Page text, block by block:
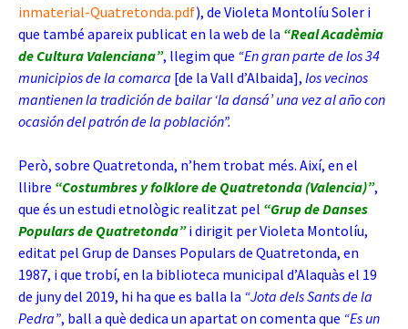
inmaterial-Quatretonda.pdf), de Violeta Montolíu Soler i
que també apareix publicat en la web de la “Real Acadèmia
de Cultura Valenciana”, llegim que “En gran parte de los 34
municipios de la comarca [de la Vall d’Albaida], los vecinos
mantienen la tradición de bailar ‘la dansá’ una vez al año con
ocasión del patrón de la población”.
Però, sobre Quatretonda, n’hem trobat més. Així, en el
llibre “Costumbres y folklore de Quatretonda (Valencia)”,
que és un estudi etnològic realitzat pel “Grup de Danses
Populars de Quatretonda”i dirigit per Violeta Montolíu,
editat pel Grup de Danses Populars de Quatretonda, en
1987, i que trobí, en la biblioteca municipal d’Alaquàs el 19
de juny del 2019, hi ha que es balla la “Jota dels Sants de la
Pedra”, ball a què dedica un apartat on comenta que “Es un